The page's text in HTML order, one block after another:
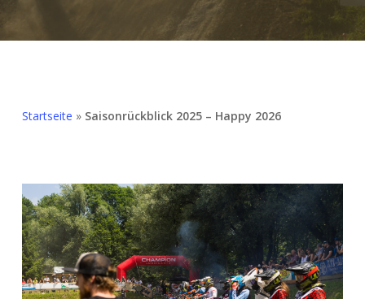
Startseite » Saisonrückblick 2025 – Happy 2026